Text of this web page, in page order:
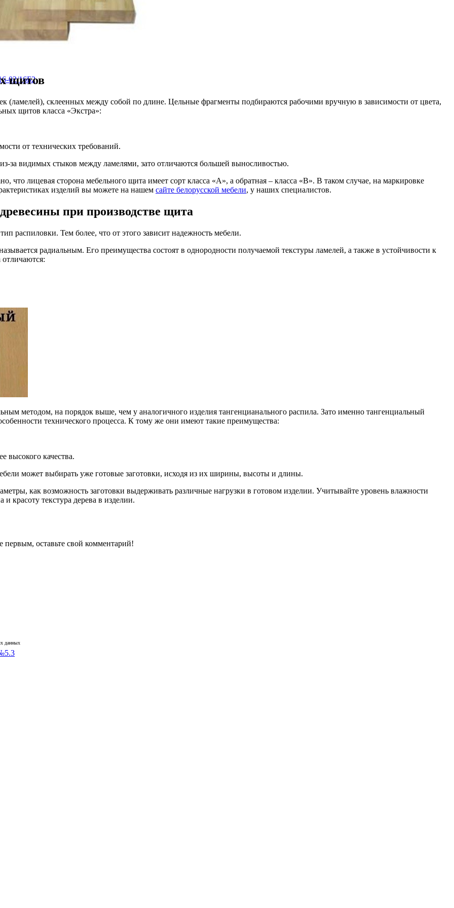
02/16Б2
щитов
(ламелей), склеенных между собой по длине. Цельные фрагменты подбираются рабочими вручную в зависимости от цвета,
щитов класса «Экстра»:
от технических требований.
за видимых стыков между ламелями, зато отличаются большей выносливостью.
что лицевая сторона мебельного щита имеет сорт класса «А», а обратная – класса «В». В таком случае, на маркировке
изделий вы можете на нашем сайте белорусской мебели, у наших специалистов.
при производстве щита
распиловки. Тем более, что от этого зависит надежность мебели.
радиальным. Его преимущества состоят в однородности получаемой текстуры ламелей, а также в устойчивости к
методом, на порядок выше, чем у аналогичного изделия тангенцианального распила. Зато именно тангенциальный
технического процесса. К тому же они имеют такие преимущества:
высокого качества.
может выбирать уже готовые заготовки, исходя из их ширины, высоты и длины.
как возможность заготовки выдерживать различные нагрузки в готовом изделии. Учитывайте уровень влажности
красоту текстура дерева в изделии.
оставьте свой комментарий!
данных